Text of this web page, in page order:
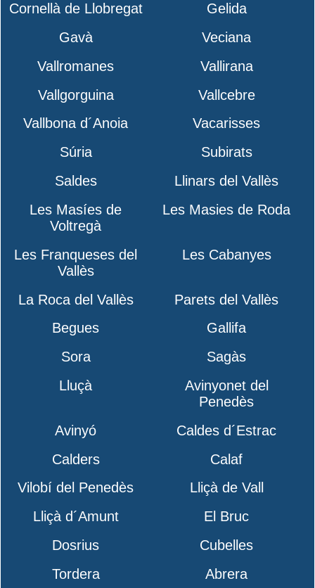
Cornellà de Llobregat
Gelida
Gavà
Veciana
Vallromanes
Vallirana
Vallgorguina
Vallcebre
Vallbona d´Anoia
Vacarisses
Súria
Subirats
Saldes
Llinars del Vallès
Les Masíes de
Voltregà
Les Masies de Roda
Les Franqueses del
Vallès
Les Cabanyes
La Roca del Vallès
Parets del Vallès
Begues
Gallifa
Sora
Sagàs
Lluçà
Avinyonet del
Penedès
Avinyó
Caldes d´Estrac
Calders
Calaf
Vilobí del Penedès
Lliçà de Vall
Lliçà d´Amunt
El Bruc
Dosrius
Cubelles
Tordera
Abrera